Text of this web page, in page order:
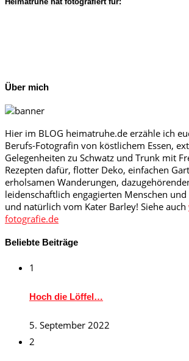
Über mich
Hier im BLOG heimatruhe.de erzähle ich
Berufs-Fotografin von köstlichem Essen,
Gelegenheiten zu Schwatz und Trunk mit
Rezepten dafür, flotter Deko, einfachen
erholsamen Wanderungen,
leidenschaftlich engagierten Menschen
und natürlich vom Kater Barley! Siehe auch
fotografie.de
Beliebte Beiträge
1
Hoch die Löffel…
5. September 2022
2